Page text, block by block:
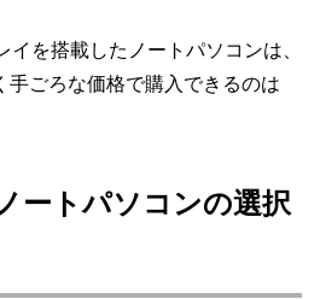
を搭載したノートパソコンは、
手ごろな価格で購入できるのは
ートパソコンの選択